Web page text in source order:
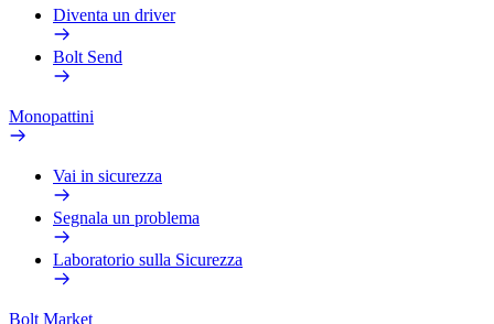
Diventa un driver
Bolt Send
Monopattini
Vai in sicurezza
Segnala un problema
Laboratorio sulla Sicurezza
Bolt Market